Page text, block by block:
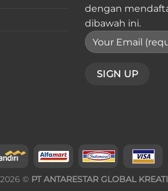
dengan
dibawah ini.
© PT ANTARESTAR GLOBAL